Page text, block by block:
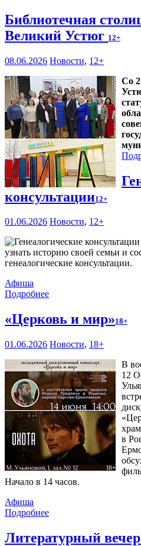
Библиотечная
Великий Устюг 12+
08.06.2026 Новости, 12+
Со
консультации12+
01.06.2026 Новости, 12+
узнать историю своей семьи и
генеалогические консультации.
Афиша
Подробнее
«Церковь и мир»18+
01.06.2026 Новости, 18+
В
12
в
Начало в 14 часов.
Афиша
Подробнее
Литературный